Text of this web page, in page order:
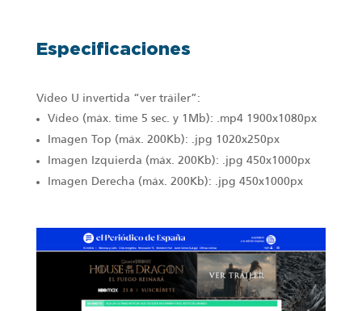
Especificaciones
Vídeo U invertida “ver tráiler”:
Vídeo (máx. time 5 sec. y 1Mb): .mp4 1900x1080px
Imagen Top (máx. 200Kb): .jpg 1020x250px
Imagen Izquierda (máx. 200Kb): .jpg 450x1000px
Imagen Derecha (máx. 200Kb): .jpg 450x1000px